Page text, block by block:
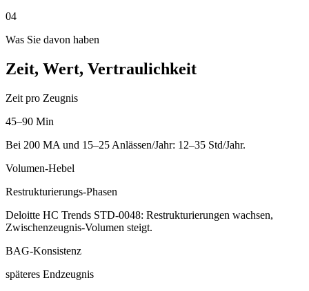
04
Was Sie davon haben
Zeit, Wert, Vertraulichkeit
Zeit pro Zeugnis
45–90 Min
Bei 200 MA und 15–25 Anlässen/Jahr: 12–35 Std/Jahr.
Volumen-Hebel
Restrukturierungs-Phasen
Deloitte HC Trends STD-0048: Restrukturierungen wachsen,
Zwischenzeugnis-Volumen steigt.
BAG-Konsistenz
späteres Endzeugnis